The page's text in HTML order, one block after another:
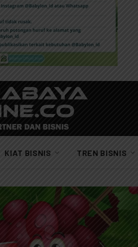
KIAT BISNIS TREN BISNIS